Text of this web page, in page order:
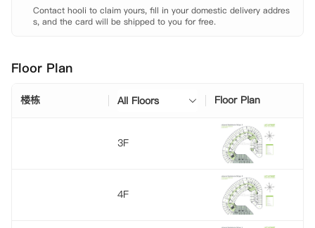
Westminster BridgeWestminster Bridge拥有一系列令人印象深刻的设
施，包括自习室、电影室、公共休闲区等等。在Lower Ground拥有独家
一个很好的社交场所，热情的管理团队会耐心为你解决任何入住时遇到的
问题。
King's College London: 公交约七分钟，步行约二十分钟。
Imperial College London: 地铁约二十六分钟。
Contact hooli to claim yours, fill in your domestic delivery addres
s, and the card will be shipped to you for free.
Floor Plan
楼栋 All Floors Floor Plan
3F
4F